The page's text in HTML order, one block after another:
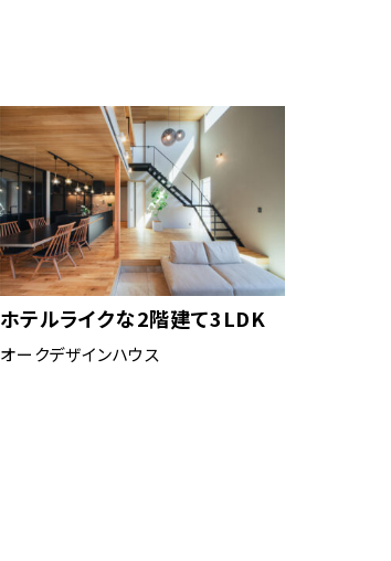
ホテルライクな2階建て3LDK
オークデザインハウス